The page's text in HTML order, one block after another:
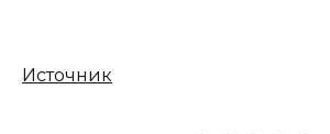
Источник